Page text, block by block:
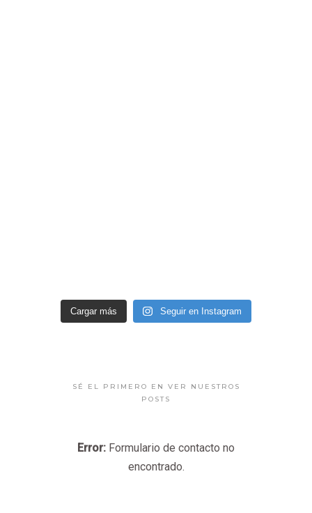
Cargar más Seguir en Instagram
SÉ EL PRIMERO EN VER NUESTROS
POSTS
Error: Formulario de contacto no
encontrado.